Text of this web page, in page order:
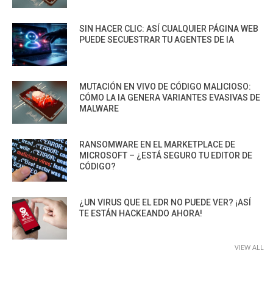
SIN HACER CLIC: ASÍ CUALQUIER PÁGINA WEB
PUEDE SECUESTRAR TU AGENTES DE IA
MUTACIÓN EN VIVO DE CÓDIGO MALICIOSO:
CÓMO LA IA GENERA VARIANTES EVASIVAS DE
MALWARE
RANSOMWARE EN EL MARKETPLACE DE
MICROSOFT – ¿ESTÁ SEGURO TU EDITOR DE
CÓDIGO?
¿UN VIRUS QUE EL EDR NO PUEDE VER? ¡ASÍ
TE ESTÁN HACKEANDO AHORA!
VIEW ALL